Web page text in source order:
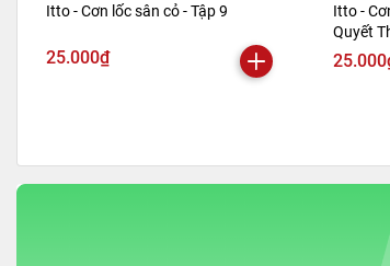
Itto - Cơn lốc sân cỏ - Tập 9
25.000₫
Itto -
Quyết
Bản